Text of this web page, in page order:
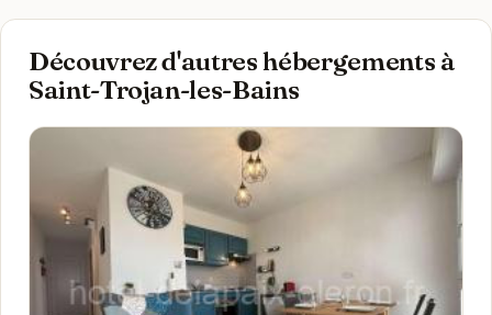
Découvrez d'autres hébergements à
Saint-Trojan-les-Bains